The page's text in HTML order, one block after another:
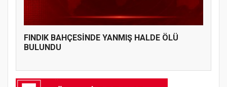
FINDIK BAHÇESİNDE YANMIŞ HALDE ÖLÜ
BULUNDU